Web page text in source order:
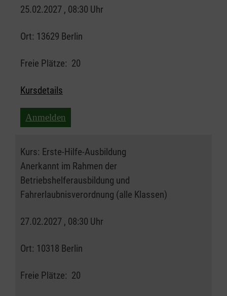
25.02.2027 , 08:30 Uhr
Ort: 13629 Berlin
Freie Plätze: 20
Kursdetails
Anmelden
Kurs: Erste-Hilfe-Ausbildung
Anerkannt im Rahmen der
Betriebshelferausbildung und
Fahrerlaubnisverordnung (alle Klassen)
27.02.2027 , 08:30 Uhr
Ort: 10318 Berlin
Freie Plätze: 20